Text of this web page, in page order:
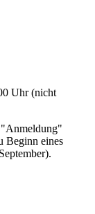
Uhr (nicht
"Anmeldung"
Beginn eines